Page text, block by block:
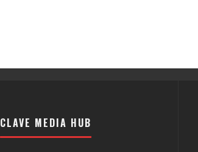
CLAVE MEDIA HUB